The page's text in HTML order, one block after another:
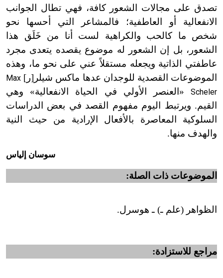
تصدق على مجالات الشعور كافة، فهي تطال الجوانب
الانفعالية أو العاطفية؛ فالمشاعر التي أحسها نحو
شخص ما كالحب والكراهية لست أنا من خَلَق هذا
الشعور، بل إن الشعور له موضوع يقصده يتعدى مجرد
عاطفتي الذاتية ويجعله مستقلاً عني على نحو ما، وهذه
الموضوعات القصدية للوجدان عدها ماكس شيلر[ر] Max
Scheler «العنصر الأولي في الحياة الانفعالية» وهي
القيم. ويرتبط اليوم مفهوم القصد في بعض الدراسات
السلوكية المعاصرة بالأفعال الإرادية من حيث النية
والهدف منها.
سوسان إلياس
الموضوعات ذات الصلة:
الظواهر (علم ـ) ـ هوسرل.
مراجع للاستزادة: